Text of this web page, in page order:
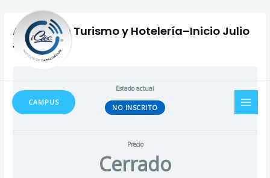
contenido
CAMPUS
Auxiliar en Turismo y Hotelería–Inicio Julio
2025
Estado actual
NO INSCRITO
Precio
Cerrado
entradas